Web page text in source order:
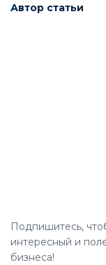
Автор статьи
Подпишитесь,
интересный и
бизнеса!